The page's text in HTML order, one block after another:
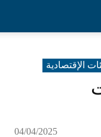
الإقتصادية
04/04/2025